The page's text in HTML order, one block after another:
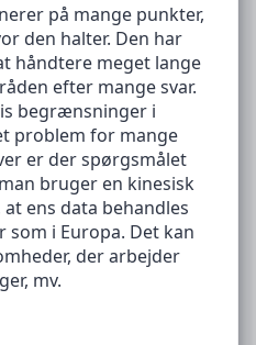
på mange punkter,
den halter. Den har
håndtere meget lange
efter mange svar.
begrænsninger i
problem for mange
er der spørgsmålet
bruger en kinesisk
ens data behandles
i Europa. Det kan
der arbejder
mv.